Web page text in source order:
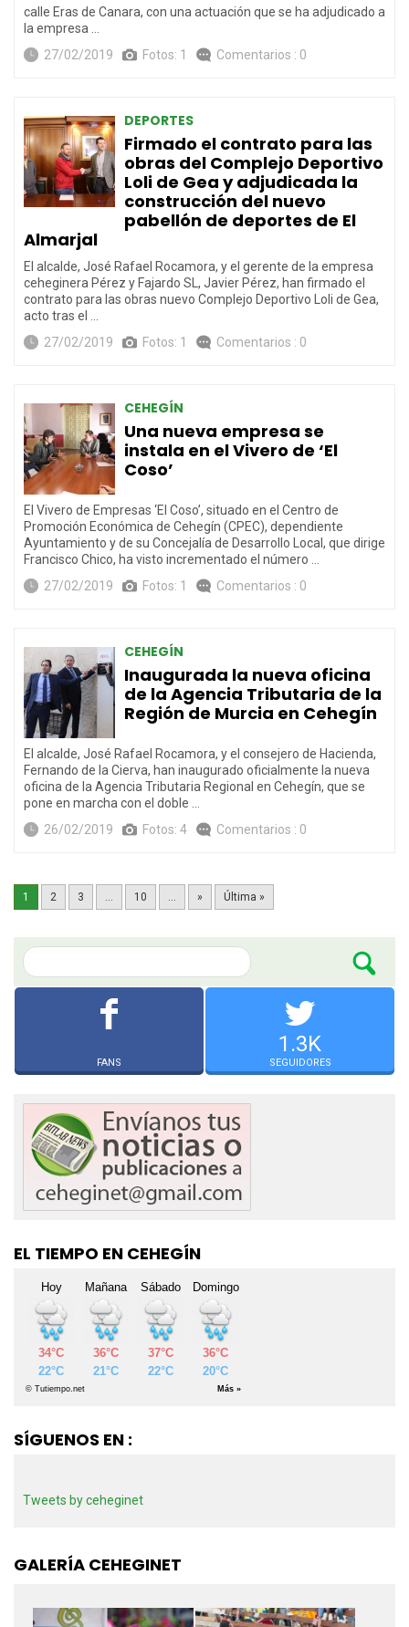
calle Eras de Canara, con una actuación que se ha adjudicado a
la empresa …
27/02/2019
Fotos: 1 Comentarios : 0
DEPORTES
Firmado el contrato para las
obras del Complejo Deportivo
Loli de Gea y adjudicada la
construcción del nuevo
pabellón de deportes de El
Almarjal
El alcalde, José Rafael Rocamora, y el gerente de la empresa
ceheginera Pérez y Fajardo SL, Javier Pérez, han firmado el
contrato para las obras nuevo Complejo Deportivo Loli de Gea,
acto tras el …
27/02/2019
Fotos: 1 Comentarios : 0
CEHEGÍN
Una nueva empresa se
instala en el Vivero de ‘El
Coso’
El Vivero de Empresas ‘El Coso’, situado en el Centro de
Promoción Económica de Cehegín (CPEC), dependiente
Ayuntamiento y de su Concejalía de Desarrollo Local, que dirige
Francisco Chico, ha visto incrementado el número …
27/02/2019
Fotos: 1 Comentarios : 0
CEHEGÍN
Inaugurada la nueva oficina
de la Agencia Tributaria de la
Región de Murcia en Cehegín
El alcalde, José Rafael Rocamora, y el consejero de Hacienda,
Fernando de la Cierva, han inaugurado oficialmente la nueva
oficina de la Agencia Tributaria Regional en Cehegín, que se
pone en marcha con el doble …
26/02/2019
Fotos: 4 Comentarios : 0
1 2 3 ... 10 ... » Última »
FANS
1.3K
SEGUIDORES
EL TIEMPO EN CEHEGÍN
SÍGUENOS EN :
Tweets by ceheginet
GALERÍA CEHEGINET